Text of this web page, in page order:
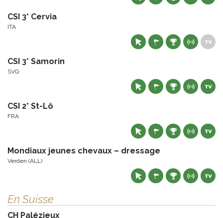
CSI 3* Cervia
ITA
CSI 3* Samorin
SVQ
CSI 2* St-Lô
FRA
Mondiaux jeunes chevaux – dressage
Verden (ALL)
En Suisse
CH Palézieux